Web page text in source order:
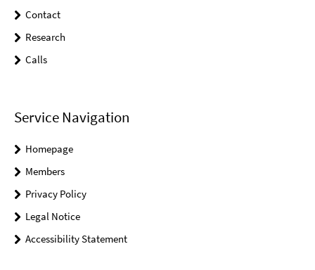
Contact
Research
Calls
Service Navigation
Homepage
Members
Privacy Policy
Legal Notice
Accessibility Statement